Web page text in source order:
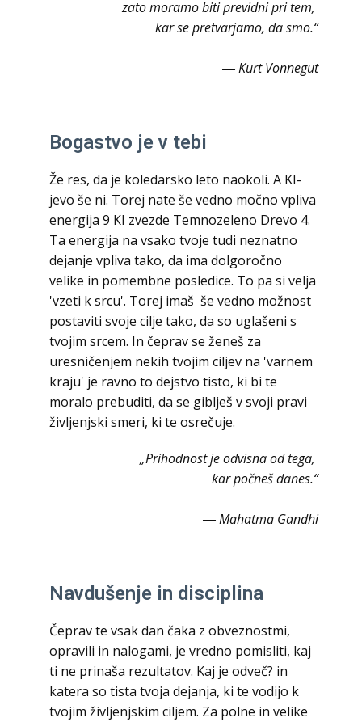
zato moramo biti previdni pri tem,
kar se pretvarjamo, da smo.“
― Kurt Vonnegut
Bogastvo je v tebi
Že res, da je koledarsko leto naokoli. A KI-
jevo še ni. Torej nate še vedno močno vpliva
energija 9 KI zvezde Temnozeleno Drevo 4.
Ta energija na vsako tvoje tudi neznatno
dejanje vpliva tako, da ima dolgoročno
velike in pomembne posledice. To pa si velja
'vzeti k srcu'. Torej imaš še vedno možnost
postaviti svoje cilje tako, da so uglašeni s
tvojim srcem. In čeprav se ženeš za
uresničenjem nekih tvojim ciljev na 'varnem
kraju' je ravno to dejstvo tisto, ki bi te
moralo prebuditi, da se giblješ v svoji pravi
življenjski smeri, ki te osrečuje.
„Prihodnost je odvisna od tega,
kar počneš danes.“
― Mahatma Gandhi
Navdušenje in disciplina
Čeprav te vsak dan čaka z obveznostmi,
opravili in nalogami, je vredno pomisliti, kaj
ti ne prinaša rezultatov. Kaj je odveč? in
katera so tista tvoja dejanja, ki te vodijo k
tvojim življenjskim ciljem. Za polne in velike